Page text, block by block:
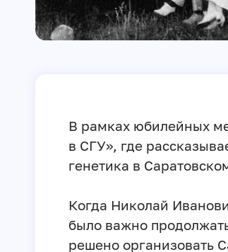
В рамках юбилейных
в СГУ», где
генетика в
Когда Николай
было важно
решено организовать